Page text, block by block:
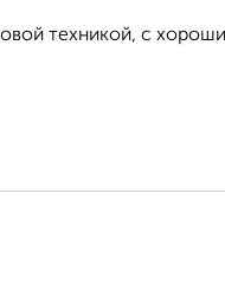
техникой, с